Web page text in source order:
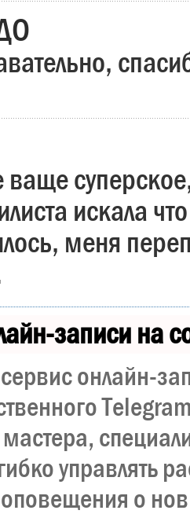
искала
меня
записи на
онлайн-
мастера,
управлять
о